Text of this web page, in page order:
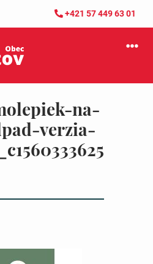
+421 57 449 63 01
na-
verzia-